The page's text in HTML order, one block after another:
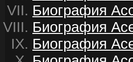
Биография
Биография
Биография